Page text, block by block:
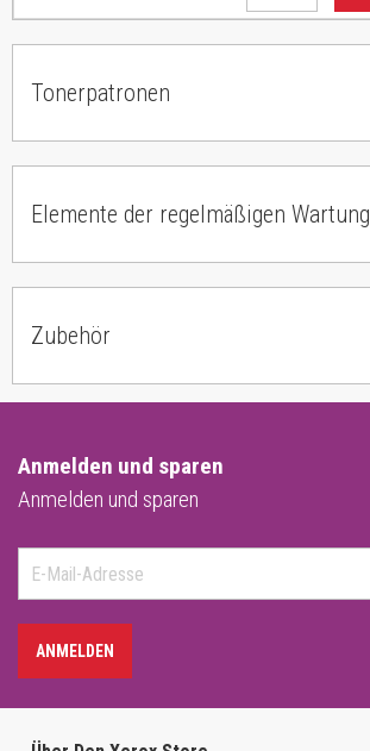
Tonerpatronen
Elemente der regelmäßigen Wartung
Zubehör
Anmelden und sparen
Anmelden und sparen
ANMELDEN